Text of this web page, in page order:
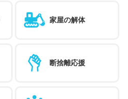
家屋の解体
断捨離応援